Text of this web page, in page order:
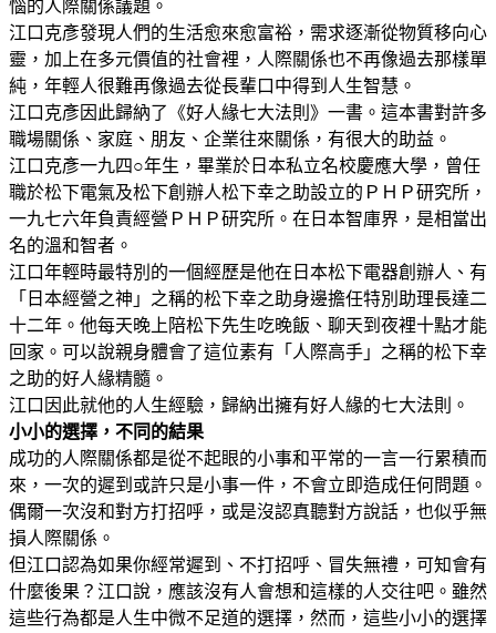
惱的人際關係議題。
江口克彥發現人們的生活愈來愈富裕，需求逐漸從物質移向心
靈，加上在多元價值的社會裡，人際關係也不再像過去那樣單
純，年輕人很難再像過去從長輩口中得到人生智慧。
江口克彥因此歸納了《好人緣七大法則》一書。這本書對許多
職場關係、家庭、朋友、企業往來關係，有很大的助益。
江口克彥一九四○年生，畢業於日本私立名校慶應大學，曾任
職於松下電氣及松下創辦人松下幸之助設立的ＰＨＰ研究所，
一九七六年負責經營ＰＨＰ研究所。在日本智庫界，是相當出
名的溫和智者。
江口年輕時最特別的一個經歷是他在日本松下電器創辦人、有
「日本經營之神」之稱的松下幸之助身邊擔任特別助理長達二
十二年。他每天晚上陪松下先生吃晚飯、聊天到夜裡十點才能
回家。可以說親身體會了這位素有「人際高手」之稱的松下幸
之助的好人緣精髓。
江口因此就他的人生經驗，歸納出擁有好人緣的七大法則。
小小的選擇，不同的結果
成功的人際關係都是從不起眼的小事和平常的一言一行累積而
來，一次的遲到或許只是小事一件，不會立即造成任何問題。
偶爾一次沒和對方打招呼，或是沒認真聽對方說話，也似乎無
損人際關係。
但江口認為如果你經常遲到、不打招呼、冒失無禮，可知會有
什麼後果？江口說，應該沒有人會想和這樣的人交往吧。雖然
這些行為都是人生中微不足道的選擇，然而，這些小小的選擇